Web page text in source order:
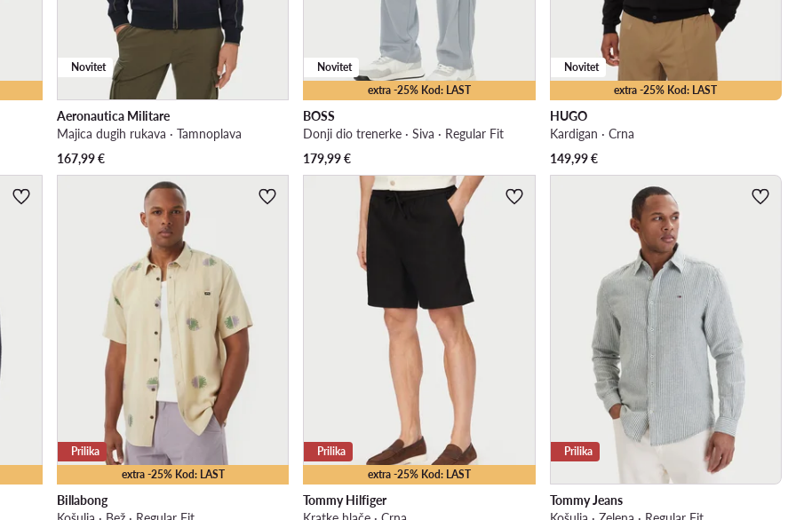
Novitet
Aeronautica Militare
Majica dugih rukava · Tamnoplava
167,99€
extra -25% Kod: LAST
Novitet
BOSS
Donji dio trenerke · Siva · Regular Fit
179,99€
extra -25% Kod: LAST
Novitet
HUGO
Kardigan · Crna
149,99€
extra -25% Kod: LAST
Prilika
Billabong
extra -25% Kod: LAST
Prilika
Tommy Hilfiger
Prilika
Tommy Jeans